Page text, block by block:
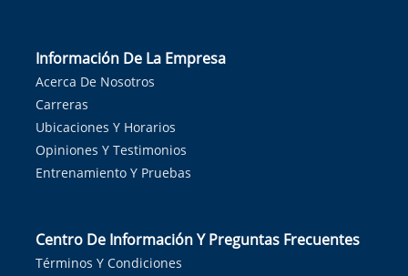
Información De La Empresa
Acerca De Nosotros
Carreras
Ubicaciones Y Horarios
Opiniones Y Testimonios
Entrenamiento Y Pruebas
Centro De Información Y Preguntas Frecuentes
Términos Y Condiciones